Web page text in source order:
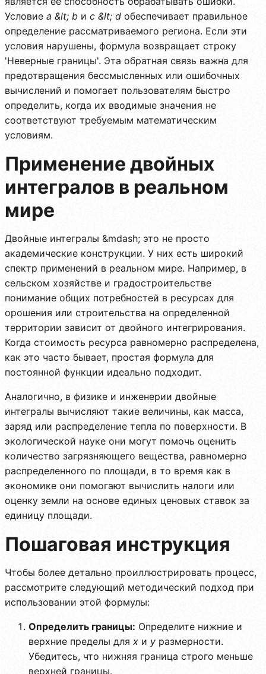
Условие a &lt; b и c &lt; d обеспечивает правильное
определение рассматриваемого региона. Если эти
условия нарушены, формула возвращает строку
'Неверные границы'. Эта обратная связь важна для
предотвращения бессмысленных или ошибочных
вычислений и помогает пользователям быстро
определить, когда их вводимые значения не
соответствуют требуемым математическим
условиям.
Применение двойных
интегралов в реальном
мире
Двойные интегралы &mdash; это не просто
академические конструкции. У них есть широкий
спектр применений в реальном мире. Например, в
сельском хозяйстве и градостроительстве
понимание общих потребностей в ресурсах для
орошения или строительства на определенной
территории зависит от двойного интегрирования.
Когда стоимость ресурса равномерно распределена,
как это часто бывает, простая формула для
постоянной функции идеально подходит.
Аналогично, в физике и инженерии двойные
интегралы вычисляют такие величины, как масса,
заряд или распределение тепла по поверхности. В
экологической науке они могут помочь оценить
количество загрязняющего вещества, равномерно
распределенного по площади, в то время как в
экономике они помогают вычислить налоги или
оценку земли на основе единых ценовых ставок за
единицу площади.
Пошаговая инструкция
Чтобы более детально проиллюстрировать процесс,
рассмотрите следующий методический подход при
использовании этой формулы:
Определить границы: Определите нижние и
верхние пределы для x и y размерности.
Убедитесь, что нижняя граница строго меньше
верхней границы.